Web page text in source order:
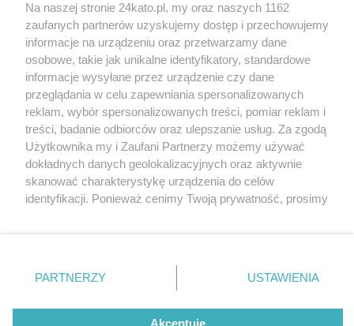
4 / 4
Hala SP 45 Katowice budowa
Hala przy SP45 w budowie.
Wróć do artykułu:
Wakacyjne remonty i inwestycje w 26
katowickich placówkach edukacyjnych
Wydawca mediów lokalnych
Nie zapomnij
zapoznać się z:
polityką prywatności regulamin korzystania z portali
Twojemiasto
Piekary Śląskie
Chorzów
Tarnowskie Góry
Gliwice
Skontakuj sięz nami
Kontakt
Wydawca
Redakcja
Na naszej stronie 24kato.pl, my oraz naszych 1162
zaufanych partnerów uzyskujemy dostęp i przechowujemy
informacje na urządzeniu oraz przetwarzamy dane
osobowe, takie jak unikalne identyfikatory, standardowe
informacje wysyłane przez urządzenie czy dane
przeglądania w celu zapewniania spersonalizowanych
reklam, wybór spersonalizowanych treści, pomiar reklam i
treści, badanie odbiorców oraz ulepszanie usług. Za zgodą
Użytkownika my i Zaufani Partnerzy możemy używać
dokładnych danych geolokalizacyjnych oraz aktywnie
skanować charakterystykę urządzenia do celów
identyfikacji. Ponieważ cenimy Twoją prywatność, prosimy
prywatności znajdujący się w lewym dolnym rogu strony
. Niektóre rodzaje przetwarzania danych nie wymagają
zgody użytkownika, ale masz prawo sprzeciwić się
takiemu przetwarzaniu. Preferencje będą miały
PARTNERZY USTAWIENIA
Akceptuję